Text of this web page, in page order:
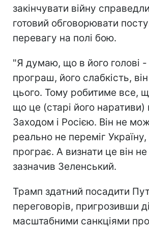
закінчувати війну
готовий обговорювати
перевагу на полі бою.
"Я думаю, що в його голові -
програш, його слабкість,
цього. Тому робитиме все,
що це (старі його наративи)
Заходом і Росією. Він не
реально не переміг Україну,
програє. А визнати це він
зазначив Зеленський.
Трамп здатний посадити
переговорів, пригрозивши
масштабними санкціями